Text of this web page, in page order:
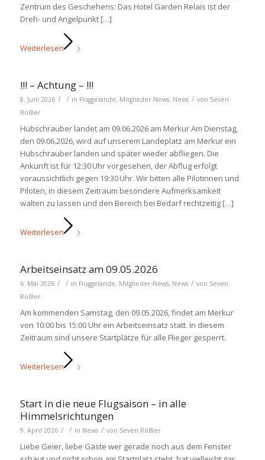
Zentrum des Geschehens: Das Hotel Garden Relais ist der
Dreh- und Angelpunkt […]
Weiterlesen
!!! – Achtung – !!!
8. Juni 2026 / / in Fluggelände, Mitglieder-News, News / von Seven
Rößler
Hubschrauber landet am 09.06.2026 am Merkur Am Dienstag,
den 09.06.2026, wird auf unserem Landeplatz am Merkur ein
Hubschrauber landen und später wieder abfliegen. Die
Ankunft ist für 12:30 Uhr vorgesehen, der Abflug erfolgt
voraussichtlich gegen 19:30 Uhr. Wir bitten alle Pilotinnen und
Piloten, in diesem Zeitraum besondere Aufmerksamkeit
walten zu lassen und den Bereich bei Bedarf rechtzeitig […]
Weiterlesen
Arbeitseinsatz am 09.05.2026
6. Mai 2026 / / in Fluggelände, Mitglieder-News, News / von Seven
Rößler
Am kommenden Samstag, den 09.05.2026, findet am Merkur
von 10:00 bis 15:00 Uhr ein Arbeitseinsatz statt. In diesem
Zeitraum sind unsere Startplätze für alle Flieger gesperrt.
Weiterlesen
Start in die neue Flugsaison – in alle
Himmelsrichtungen
9. April 2026 / / in News / von Seven Rößler
Liebe Geier, liebe Gäste wer gerade noch aus dem Fenster